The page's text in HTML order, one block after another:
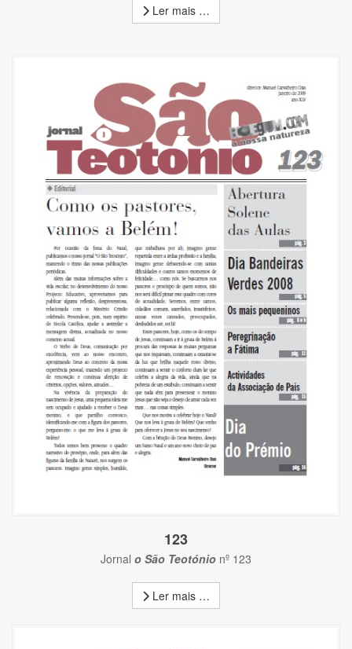
Ler mais …
123
Jornal o São Teotónio nº 123
Ler mais …